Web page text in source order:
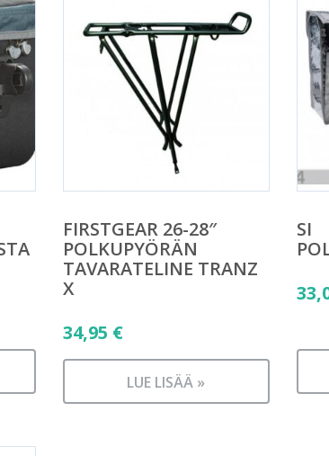
FIRSTGEAR 26-28″
POLKUPYÖRÄN
TAVARATELINE TRANZ
X
34,95 €
LUE LISÄÄ »
SI